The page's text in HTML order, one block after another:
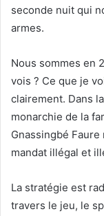
seconde nuit qui
armes.
Nous sommes en
vois ? Ce que je
clairement. Dans
monarchie de la
Gnassingbé
mandat illégal et
La stratégie est
travers le jeu, le